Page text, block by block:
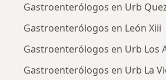
Gastroenterólogos en Urb
Gastroenterólogos en León Xiii
Gastroenterólogos en Urb Los
Gastroenterólogos en Urb La